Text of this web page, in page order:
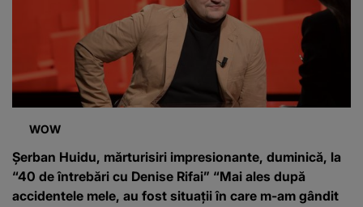
WOW
Șerban Huidu, mărturisiri impresionante, duminică, la
“40 de întrebări cu Denise Rifai” “Mai ales după
accidentele mele, au fost situații în care m-am gândit